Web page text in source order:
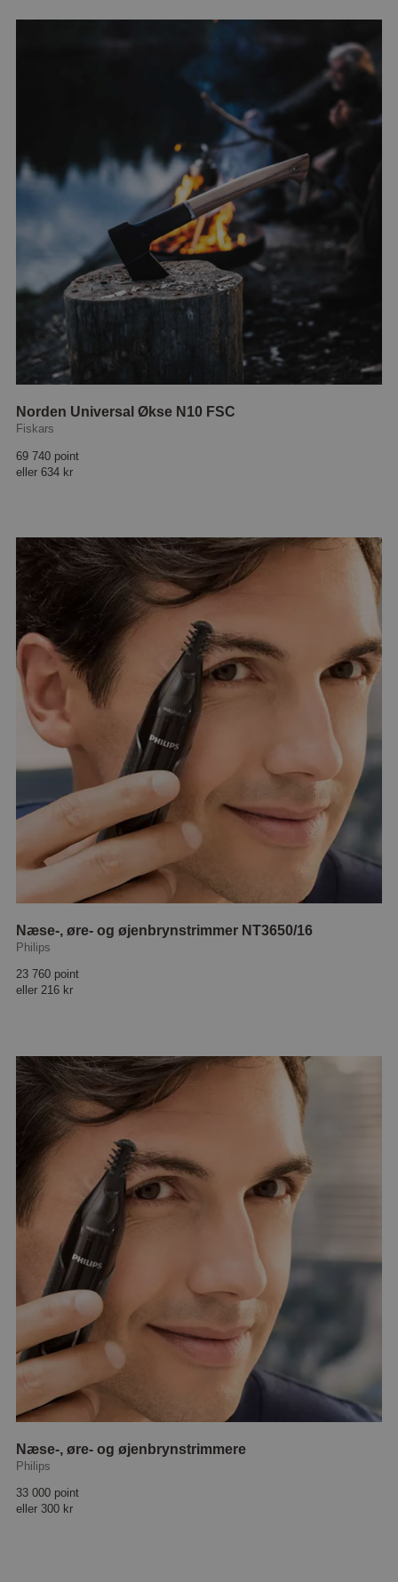
Norden Universal Økse N10 FSC
Fiskars
69 740 point
eller 634 kr
Næse-, øre- og øjenbrynstrimmer NT3650/16
Philips
23 760 point
eller 216 kr
Næse-, øre- og øjenbrynstrimmere
Philips
33 000 point
eller 300 kr